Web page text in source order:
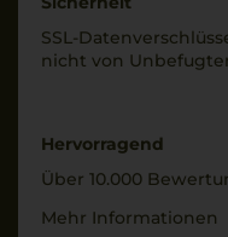
SSL-
nicht von
Hervorragend
Über 10.000
Mehr Informationen